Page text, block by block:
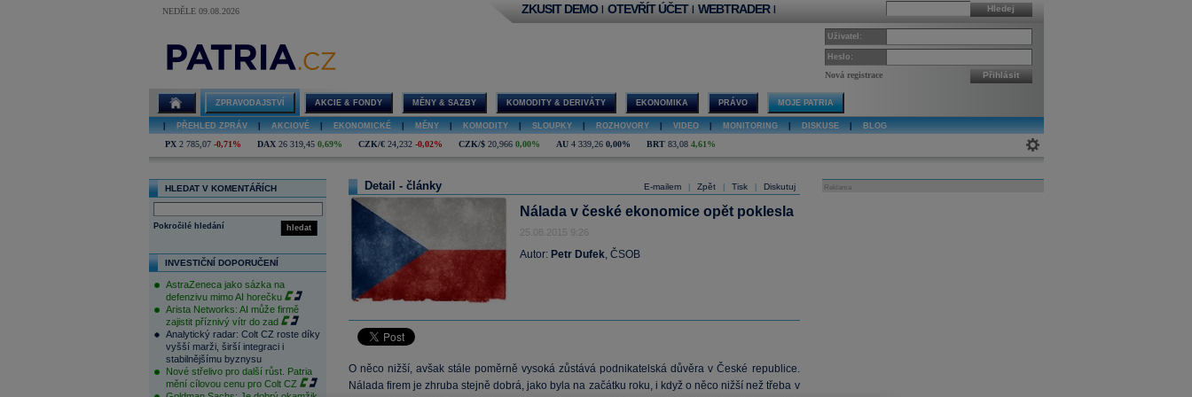
NEDĚLE 09.08.2026 Hledej
ZKUSIT DEMO | OTEVŘÍT ÚČET | WEBTRADER |
Uživatel:
Heslo:
Nová registrace Přihlásit
ZPRAVODAJSTVÍ AKCIE & FONDY MĚNY & SAZBY KOMODITY & DERIVÁTY EKONOMIKA PRÁVO MOJE PATRIA
PŘEHLED ZPRÁV AKCIOVÉ EKONOMICKÉ MĚNY KOMODITY SLOUPKY ROZHOVORY VIDEO MONITORING DISKUSE BLOG
PX 2 785,07 -0,71% DAX 26 319,45 0,69% CZK/€ 24,232 -0,02% CZK/$ 20,966 0,00% AU 4 339,26 0,00% BRT 83,08 4,61%
HLEDAT V KOMENTÁŘÍCH
hledat
Pokročilé hledání
INVESTIČNÍ DOPORUČENÍ
AstraZeneca jako sázka na
defenzivu mimo AI horečku
Arista Networks: AI může firmě
zajistit příznivý vítr do zad
Analytický radar: Colt CZ roste díky
vyšší marži, širší integraci i
stabilnějšímu byznysu
Nové střelivo pro další růst. Patria
mění cílovou cenu pro Colt CZ
E-mailem Zpět Tisk Diskutuj
Detail - články
Nálada v české ekonomice opět poklesla
25.08.2015 9:26
Autor: Petr Dufek, ČSOB
O něco nižší, avšak stále poměrně vysoká zůstává podnikatelská důvěra v České republice.
Nálada firem je zhruba stejně dobrá, jako byla na začátku roku, i když o něco nižší než třeba v
Reklama